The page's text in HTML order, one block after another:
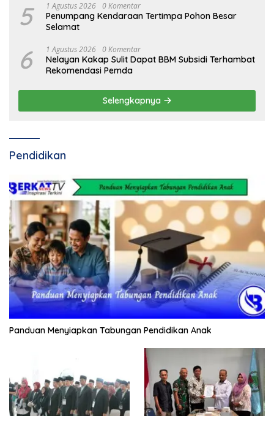
5 1 Agustus 2026 0 Komentar
Penumpang Kendaraan Tertimpa Pohon Besar
Selamat
6 1 Agustus 2026 0 Komentar
Nelayan Kakap Sulit Dapat BBM Subsidi Terhambat
Rekomendasi Pemda
Selengkapnya
Pendidikan
Panduan Menyiapkan Tabungan Pendidikan Anak